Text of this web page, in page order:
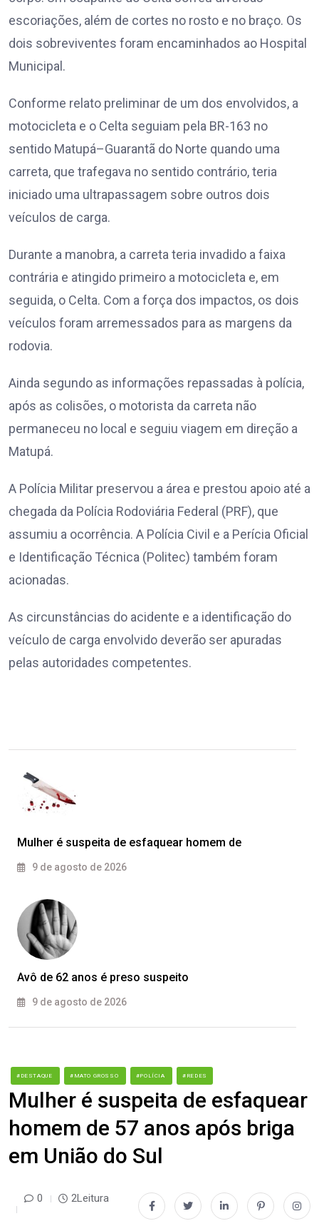
escoriações, além de cortes no rosto e no braço. Os
dois sobreviventes foram encaminhados ao Hospital
Municipal.
Conforme relato preliminar de um dos envolvidos, a
motocicleta e o Celta seguiam pela BR-163 no
sentido Matupá–Guarantã do Norte quando uma
carreta, que trafegava no sentido contrário, teria
iniciado uma ultrapassagem sobre outros dois
veículos de carga.
Durante a manobra, a carreta teria invadido a faixa
contrária e atingido primeiro a motocicleta e, em
seguida, o Celta. Com a força dos impactos, os dois
veículos foram arremessados para as margens da
rodovia.
Ainda segundo as informações repassadas à polícia,
após as colisões, o motorista da carreta não
permaneceu no local e seguiu viagem em direção a
Matupá.
A Polícia Militar preservou a área e prestou apoio até a
chegada da Polícia Rodoviária Federal (PRF), que
assumiu a ocorrência. A Polícia Civil e a Perícia Oficial
e Identificação Técnica (Politec) também foram
acionadas.
As circunstâncias do acidente e a identificação do
veículo de carga envolvido deverão ser apuradas
pelas autoridades competentes.
Mulher é suspeita de esfaquear homem de
9 de agosto de 2026
Avô de 62 anos é preso suspeito
9 de agosto de 2026
#DESTAQUE #MATO GROSSO #POLÍCIA #REDES
Mulher é suspeita de esfaquear
homem de 57 anos após briga
em União do Sul
0 2Leitura